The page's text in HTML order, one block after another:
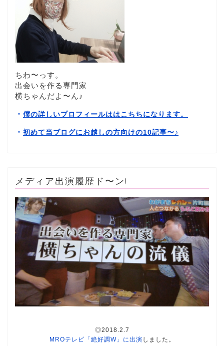
ちわ〜っす。
出会いを作る専門家
横ちゃんだよ〜ん♪
・ 僕の詳しいプロフィールははこちちになります。
・ 初めて当ブログにお越しの方向けの10記事〜♪
メディア出演履歴ド〜ン!
◎2018.2.7
MROテレビ「絶好調W」に出演 しました。